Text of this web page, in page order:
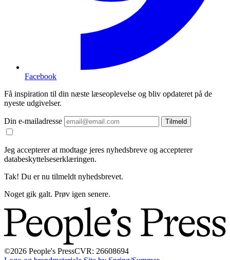
Facebook
Få inspiration til din næste læseoplevelse og bliv opdateret på de
nyeste udgivelser.
Din e-mailadresse Tilmeld
Jeg accepterer at modtage jeres nyhedsbreve og accepterer
databeskyttelseserklæringen.
Tak! Du er nu tilmeldt nyhedsbrevet.
Noget gik galt. Prøv igen senere.
©2026 People's PressCVR: 26608694